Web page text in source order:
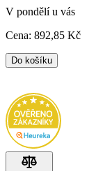
V pondělí u vás
Cena: 892,85 Kč
Do košíku